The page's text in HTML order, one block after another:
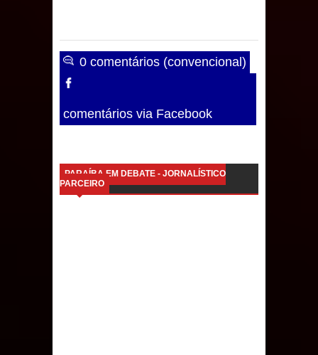
0 comentários (convencional)
comentários via Facebook
PARAÍBA EM DEBATE - JORNALÍSTICO
PARCEIRO